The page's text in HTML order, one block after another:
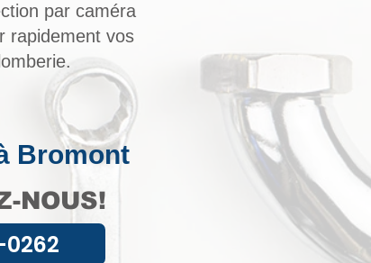
par caméra
rapidement vos
Bromont
NOUS!